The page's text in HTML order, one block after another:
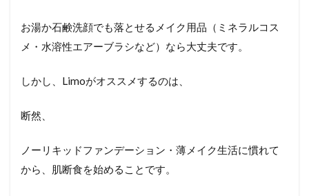
お湯か石鹸洗顔でも落とせるメイク用品（ミネラルコス
メ・水溶性エアーブラシなど）なら大丈夫です。
しかし、Limoがオススメするのは、
断然、
ノーリキッドファンデーション・薄メイク生活に慣れて
から、肌断食を始めることです。